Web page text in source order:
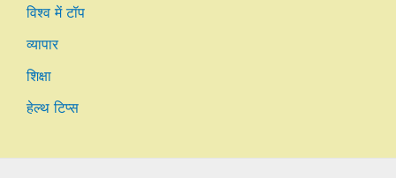
विश्व में टॉप
व्यापार
शिक्षा
हेल्थ टिप्स